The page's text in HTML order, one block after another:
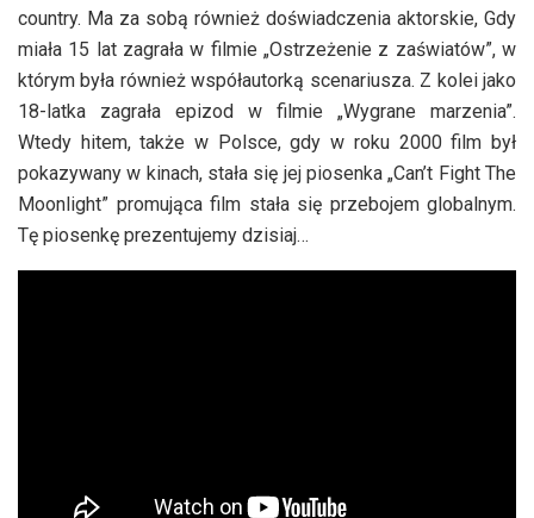
country. Ma za sobą również doświadczenia aktorskie, Gdy
miała 15 lat zagrała w filmie „Ostrzeżenie z zaświatów”, w
którym była również współautorką scenariusza. Z kolei jako
18-latka zagrała epizod w filmie „Wygrane marzenia”.
Wtedy hitem, także w Polsce, gdy w roku 2000 film był
pokazywany w kinach, stała się jej piosenka „Can’t Fight The
Moonlight” promująca film stała się przebojem globalnym.
Tę piosenkę prezentujemy dzisiaj…